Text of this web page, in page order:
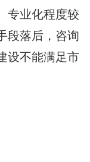
专业化程度较
段落后，咨询
设不能满足市